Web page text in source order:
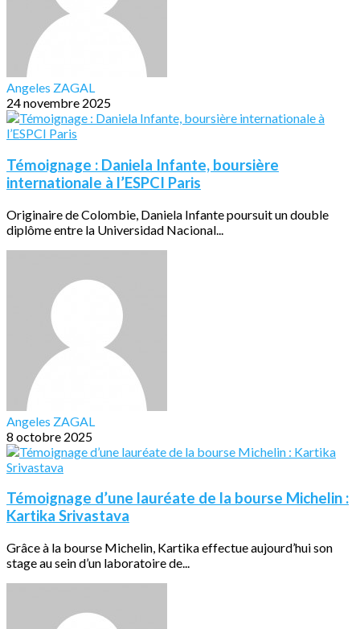
Angeles ZAGAL
24 novembre 2025
Témoignage : Daniela Infante, boursière
internationale à l’ESPCI Paris
Originaire de Colombie, Daniela Infante poursuit un double
diplôme entre la Universidad Nacional...
Angeles ZAGAL
8 octobre 2025
Témoignage d’une lauréate de la bourse Michelin :
Kartika Srivastava
Grâce à la bourse Michelin, Kartika effectue aujourd’hui son
stage au sein d’un laboratoire de...